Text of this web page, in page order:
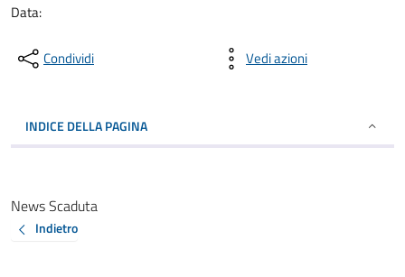
Data:
Condividi Vedi azioni
INDICE DELLA PAGINA
News Scaduta
Indietro